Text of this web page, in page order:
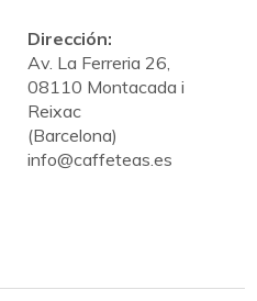
Dirección:
Av. La Ferreria 26,
08110 Montacada i
Reixac
(Barcelona)
info@caffeteas.es